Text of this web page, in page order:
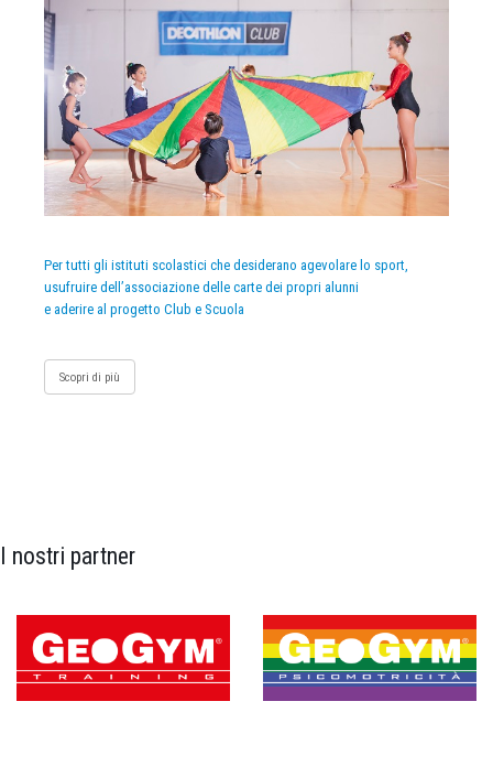
Per tutti gli istituti scolastici che desiderano agevolare lo sport,
usufruire dell’associazione delle carte dei propri alunni
e aderire al progetto Club e Scuola
Scopri di più
I nostri partner